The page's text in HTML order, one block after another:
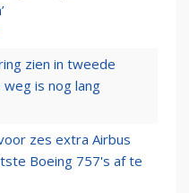
zien in tweede
is nog lang
zes extra Airbus
Boeing 757's af te